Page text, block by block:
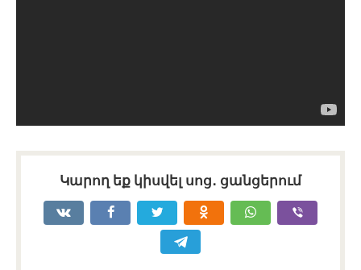
Կարող եք կիսվել սոց․ ցանցերում